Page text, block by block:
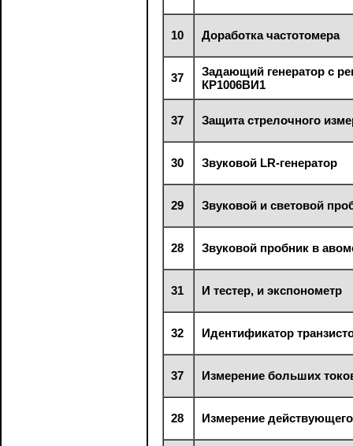
10 Доработка частотомера
37
Задающий генератор с
КР1006ВИ1
37 Защита стрелочного
30 Звуковой LR-генератор
29 Звуковой и световой
28 Звуковой пробник в
31 И тестер, и экспонометр
32 Идентификатор
37 Измерение больших
28 Измерение